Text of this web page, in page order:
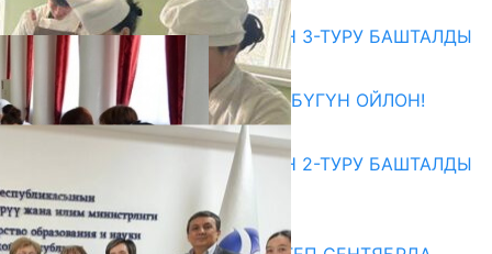
Абитуриент
ЖОЖДОРГО КАБЫЛ АЛУУНУН 3-ТУРУ БАШТАЛДЫ
27.07.2026
ӨЗҮҢДҮН КЕЛЕЧЕГИҢ ҮЧҮН БҮГҮН ОЙЛОН!
20.07.2026
ЖОЖДОРГО КАБЫЛ АЛУУНУН 2-ТУРУ БАШТАЛДЫ
20.07.2026
Медиа